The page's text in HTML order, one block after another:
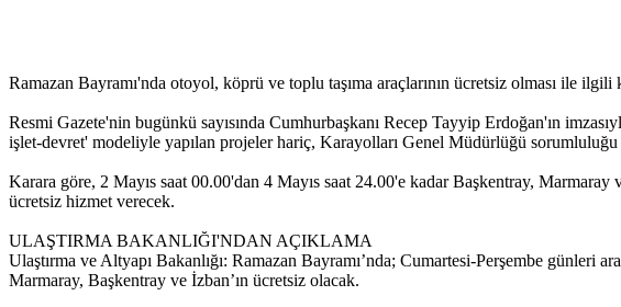
Ramazan Bayramı'nda otoyol, köprü ve toplu taşıma araçlarının ücretsiz olması ile ilgili
Resmi Gazete'nin bugünkü sayısında Cumhurbaşkanı Recep Tayyip Erdoğan'ın
işlet-devret' modeliyle yapılan projeler hariç, Karayolları Genel Müdürlüğü
Karara göre, 2 Mayıs saat 00.00'dan 4 Mayıs saat 24.00'e kadar Başkentray,
ücretsiz hizmet verecek.
ULAŞTIRMA BAKANLIĞI'NDAN AÇIKLAMA
Ulaştırma ve Altyapı Bakanlığı: Ramazan Bayramı’nda; Cumartesi-Perşembe
Marmaray, Başkentray ve İzban’ın ücretsiz olacak.